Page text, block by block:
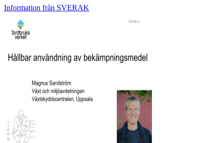
Information från SVERAK